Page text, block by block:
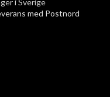
i Sverige
med Postnord